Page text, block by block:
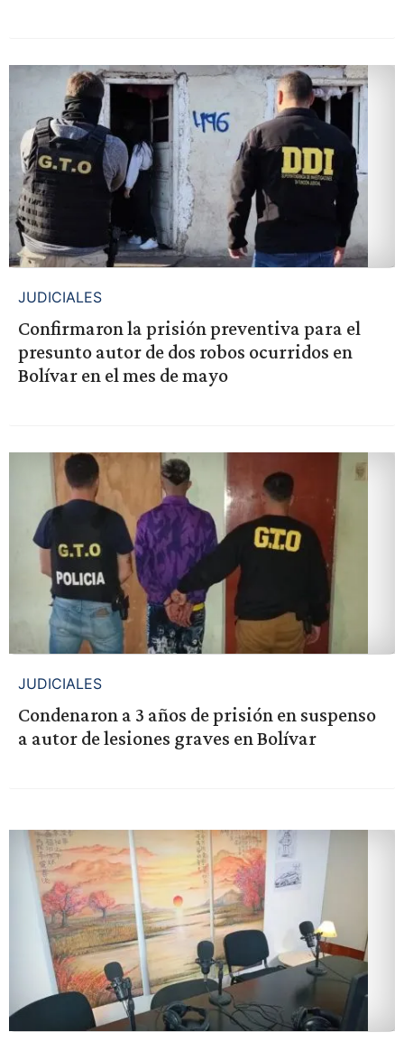
JUDICIALES
Confirmaron la prisión preventiva para el
presunto autor de dos robos ocurridos en
Bolívar en el mes de mayo
JUDICIALES
Condenaron a 3 años de prisión en suspenso
a autor de lesiones graves en Bolívar